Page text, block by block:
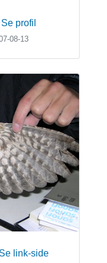
Se profil
08-13
link-side